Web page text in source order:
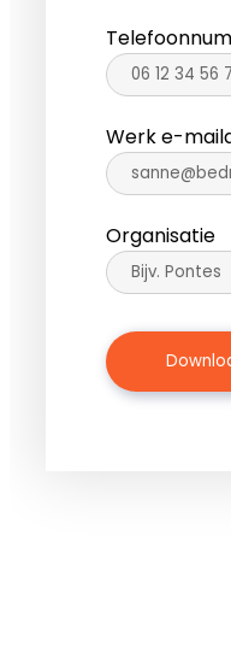
Werk e-
Organisatie
Gelieve dit